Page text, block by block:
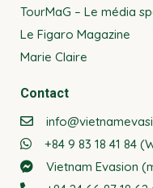
TourMaG – Le média
Le Figaro Magazine
Marie Claire
Contact
+84 9 83 18 41 84
Vietnam Evasion